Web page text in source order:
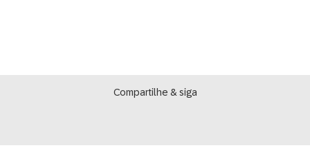
Compartilhe & siga